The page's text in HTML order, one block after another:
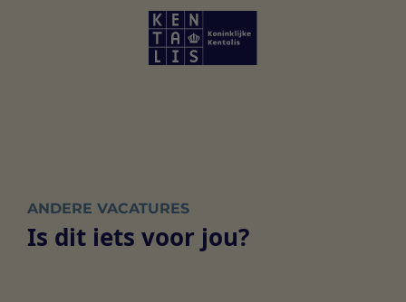
ANDERE VACATURES
Is dit iets voor jou?